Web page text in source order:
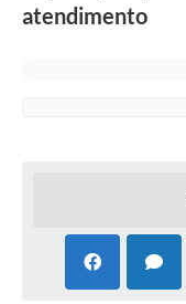
atendimento